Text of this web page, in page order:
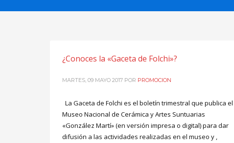
¿Conoces la «Gaceta de Folchi»?
MARTES, 09 MAYO 2017 POR PROMOCION
La Gaceta de Folchi es el boletín trimestral que publica el
Museo Nacional de Cerámica y Artes Suntuarias
«González Martí» (en versión impresa o digital) para dar
difusión a las actividades realizadas en el museo y ,